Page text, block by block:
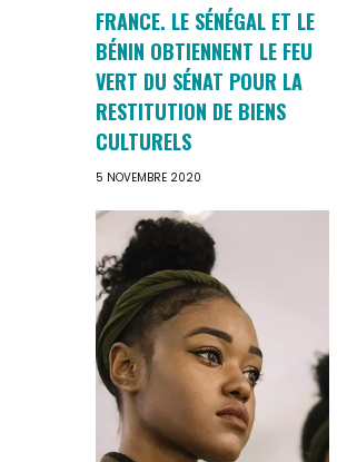
FRANCE. LE SÉNÉGAL ET LE
BÉNIN OBTIENNENT LE FEU
VERT DU SÉNAT POUR LA
RESTITUTION DE BIENS
CULTURELS
5 NOVEMBRE 2020